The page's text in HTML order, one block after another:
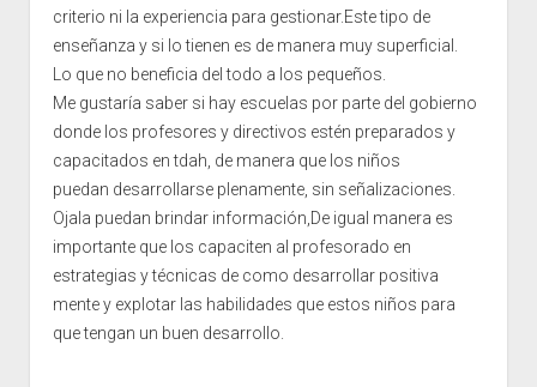
criterio ni la experiencia para gestionar.Este tipo de
enseñanza y si lo tienen es de manera muy superficial.
Lo que no beneficia del todo a los pequeños.
Me gustaría saber si hay escuelas por parte del gobierno
donde los profesores y directivos estén preparados y
capacitados en tdah, de manera que los niños
puedan desarrollarse plenamente, sin señalizaciones.
Ojala puedan brindar información,De igual manera es
importante que los capaciten al profesorado en
estrategias y técnicas de como desarrollar positiva
mente y explotar las habilidades que estos niños para
que tengan un buen desarrollo.